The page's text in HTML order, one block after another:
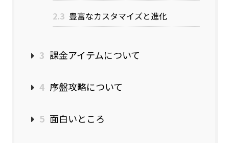
2.3 豊富なカスタマイズと進化
3 課金アイテムについて
4 序盤攻略について
5 面白いところ